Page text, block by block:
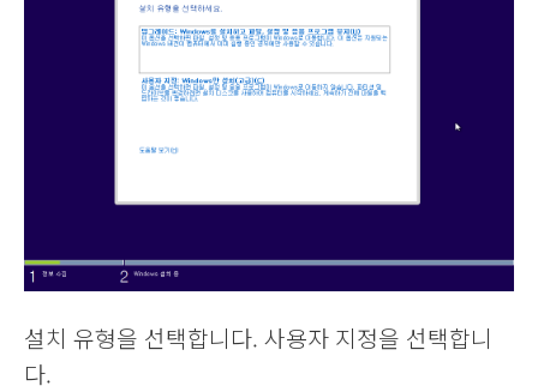
설치 유형을 선택합니다. 사용자 지정을 선택합니
다.